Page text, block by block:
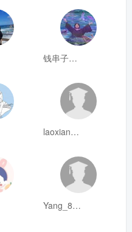
钱串子123
laoxianrou
Yang_811